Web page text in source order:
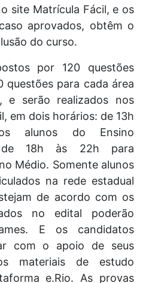
site Matrícula Fácil, e os
aprovados, obtêm o
do curso.
por 120 questões
questões para cada área
e serão realizados nos
em dois horários: de 13h
alunos do Ensino
de 18h às 22h para
Médio. Somente alunos
na rede estadual
de acordo com os
no edital poderão
E os candidatos
com o apoio de seus
materiais de estudo
e.Rio. As provas